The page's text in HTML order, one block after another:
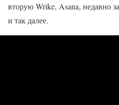
вторую Wrike, Asana, недавно
и так далее.